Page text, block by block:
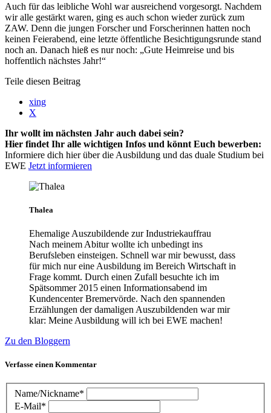
Auch für das leibliche Wohl war ausreichend vorgesorgt. Nachdem
wir alle gestärkt waren, ging es auch schon wieder zurück zum
ZAW. Denn die jungen Forscher und Forscherinnen hatten noch
keinen Feierabend, eine letzte öffentliche Besichtigungsrunde stand
noch an. Danach hieß es nur noch: „Gute Heimreise und bis
hoffentlich nächstes Jahr!“
Teile diesen Beitrag
xing
X
Ihr wollt im nächsten Jahr auch dabei sein?
Hier findet Ihr alle wichtigen Infos und könnt Euch bewerben:
Informiere dich hier über die Ausbildung und das duale Studium bei
EWE Jetzt informieren
Thalea
Ehemalige Auszubildende zur Industriekauffrau
Nach meinem Abitur wollte ich unbedingt ins
Berufsleben einsteigen. Schnell war mir bewusst, dass
für mich nur eine Ausbildung im Bereich Wirtschaft in
Frage kommt. Durch einen Zufall besuchte ich im
Spätsommer 2015 einen Informationsabend im
Kundencenter Bremervörde. Nach den spannenden
Erzählungen der damaligen Auszubildenden war mir
klar: Meine Ausbildung will ich bei EWE machen!
Zu den Bloggern
Verfasse einen Kommentar
Name/Nickname*
E-Mail*